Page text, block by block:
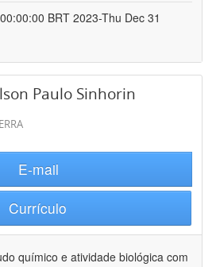
BRT 2023-Thu Dec 31
Paulo Sinhorin
E-mail
Currículo
químico e atividade biológica com